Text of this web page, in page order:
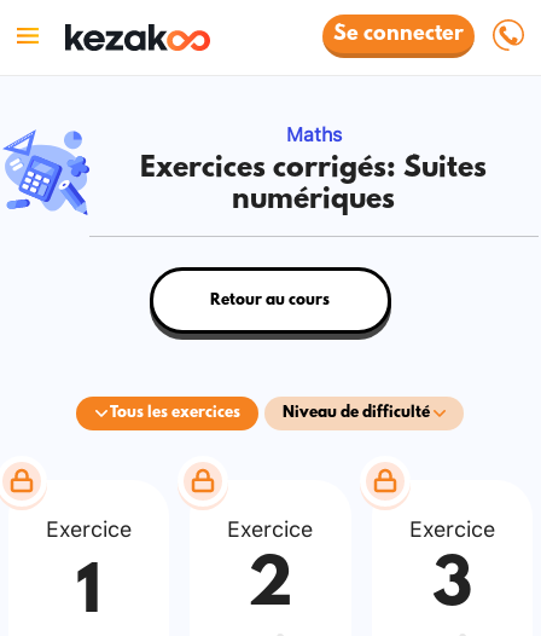
Se connecter
Maths
Exercices corrigés: Suites
numériques
Tous les exercices Niveau de difficulté
Retour au cours
Exercice
1
Exercice
2
Exercice
3